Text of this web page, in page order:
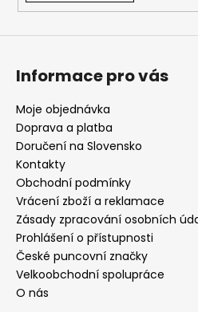
Informace pro vás
Moje objednávka
Doprava a platba
Doručení na Slovensko
Kontakty
Obchodní podmínky
Vrácení zboží a reklamace
Zásady zpracování osobních
Prohlášení o přístupnosti
České puncovní značky
Velkoobchodní spolupráce
O nás